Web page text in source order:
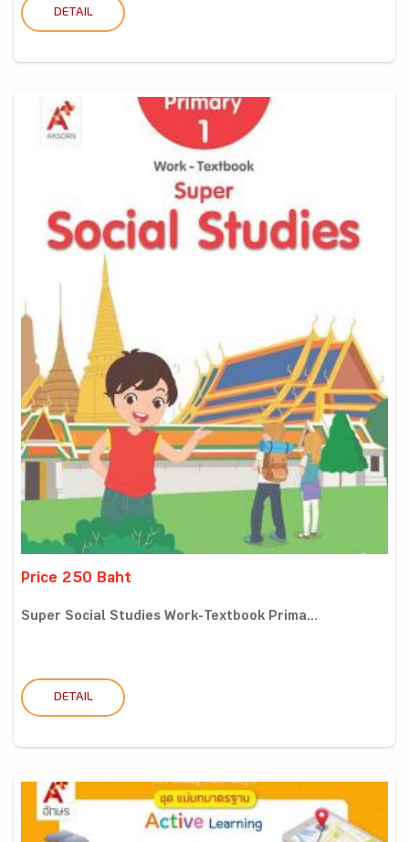
DETAIL
Price 250 Baht
Super Social Studies Work-Textbook Prima...
DETAIL